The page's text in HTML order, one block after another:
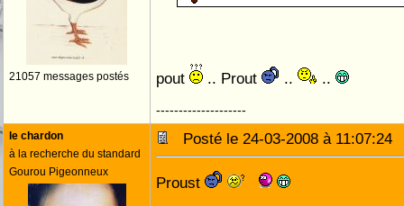
21057 messages postés pout .. Prout .. ..
--------------------
le chardon
à la recherche du standard
Gourou Pigeonneux
Posté le 24-03-2008 à
Proust